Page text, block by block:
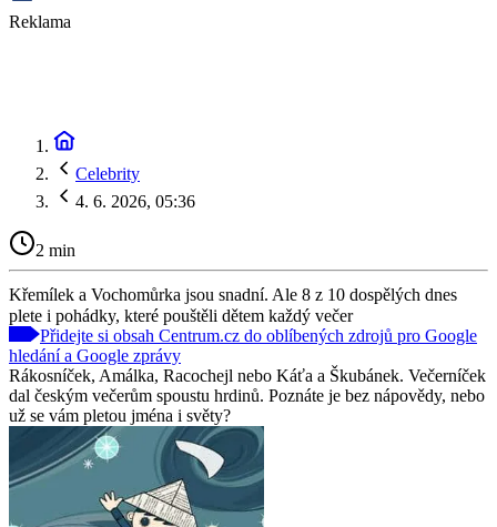
Reklama
Celebrity
4. 6. 2026, 05:36
2 min
Křemílek a Vochomůrka jsou snadní. Ale 8 z 10 dospělých dnes
plete i pohádky, které pouštěli dětem každý večer
Přidejte si obsah Centrum.cz do oblíbených zdrojů pro Google
hledání a Google zprávy
Rákosníček, Amálka, Racochejl nebo Káťa a Škubánek. Večerníček
dal českým večerům spoustu hrdinů. Poznáte je bez nápovědy, nebo
už se vám pletou jména i světy?